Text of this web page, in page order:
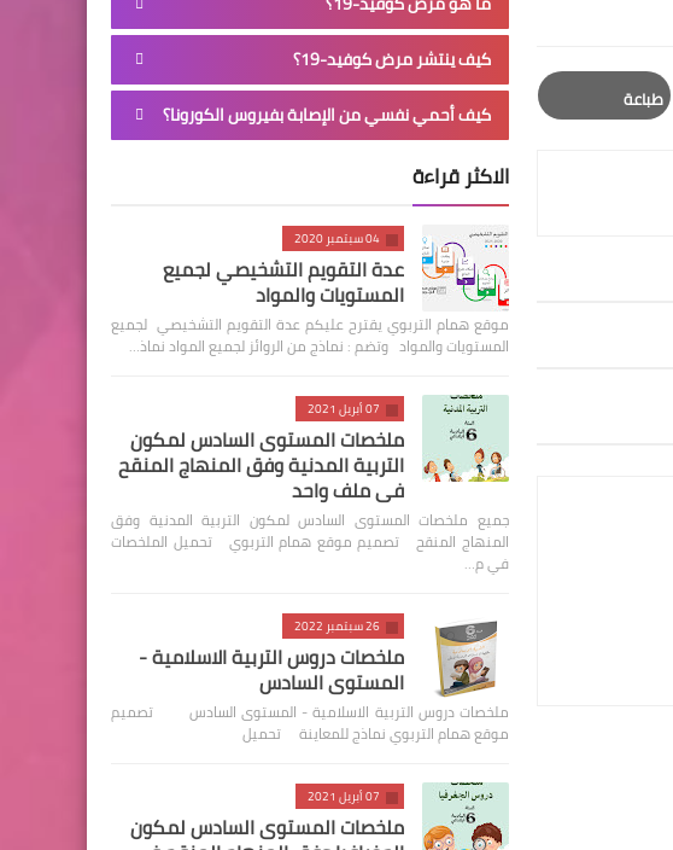
طباعة
كيف ينتشر مرض كوفيد-19؟
كيف أحمي نفسي من الإصابة بفيروس الكورونا؟
الاكثر قراءة
04 سبتمبر 2020
عدة التقويم التشخيصي لجميع
المستويات والمواد
موقع همام التربوي يقترح عليكم عدة التقويم التشخيصي لجميع
المستويات والمواد وتضم : نماذج من الروائز لجميع المواد نماذ…
07 أبريل 2021
ملخصات المستوى السادس لمكون
التربية المدنية وفق المنهاج المنقح
في ملف واحد
جميع ملخصات المستوى السادس لمكون التربية المدنية وفق
المنهاج المنقح تصميم موقع همام التربوي تحميل الملخصات
في م…
26 سبتمبر 2022
ملخصات دروس التربية الاسلامية -
المستوى السادس
ملخصات دروس التربية الاسلامية - المستوى السادس تصميم
موقع همام التربوي نماذج للمعاينة تحميل
07 أبريل 2021
ملخصات المستوى السادس لمكون